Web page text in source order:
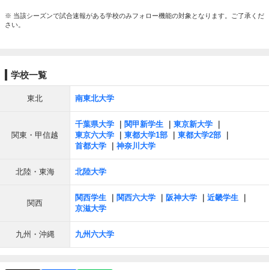
※ 当該シーズンで試合速報がある学校のみフォロー機能の対象となります。ご了承くだ
さい。
学校一覧
東北 南東北大学
関東・甲信越
千葉県大学 関甲新学生
東京新大学
東京六大学
東都大学1部
東都大学2部
首都大学
神奈川大学
北陸・東海 北陸大学
関西
関西学生 関西六大学 阪神大学
近畿学生
京滋大学
九州・沖縄 九州六大学